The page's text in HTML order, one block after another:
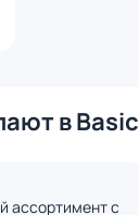
в
ассортимент с